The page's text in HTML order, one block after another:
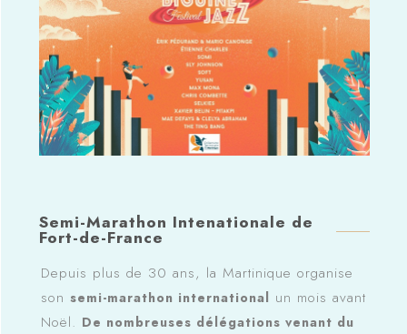
Semi-Marathon Intenationale de
Fort-de-France
Depuis plus de 30 ans, la Martinique organise
son semi-marathon international un mois avant
Noël. De nombreuses délégations venant du